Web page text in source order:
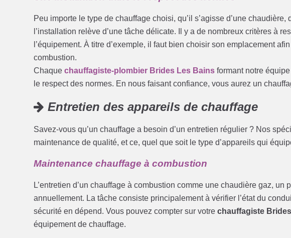
Peu importe le type de chauffage choisi, qu’il s’agisse d’une chaudière,
l’installation relève d’une tâche délicate. Il y a de nombreux critères à
l’équipement. À titre d’exemple, il faut bien choisir son emplacement
combustion.
Chaquechauffagiste-plombier Brides Les Bains formant notre
le respect des normes. En nous faisant confiance, vous aurez un
Entretien des appareils de chauffage
Savez-vous qu’un chauffage a besoin d’un entretien régulier ? Nos
maintenance de qualité, et ce, quel que soit le type d’appareils qui
Maintenance chauffage à combustion
L’entretien d’un chauffage à combustion comme une chaudière gaz,
annuellement. La tâche consiste principalement à vérifier l’état du
sécurité en dépend. Vous pouvez compter sur votrechauffagiste
équipement de chauffage.